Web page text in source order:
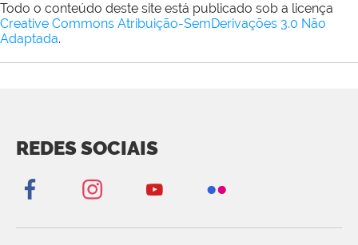
Todo o conteúdo deste site está publicado sob a licença
Creative Commons Atribuição-SemDerivações 3.0 Não
Adaptada.
REDES SOCIAIS